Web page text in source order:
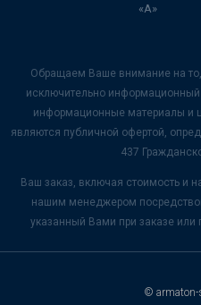
«А»
Обращаем Ваше внимание на то,
исключительно информационный
информационные материалы и
являются публичной офертой,
437
Ваш заказ, включая стоимость и
нашим менеджером
указанный Вами при заказе или
©